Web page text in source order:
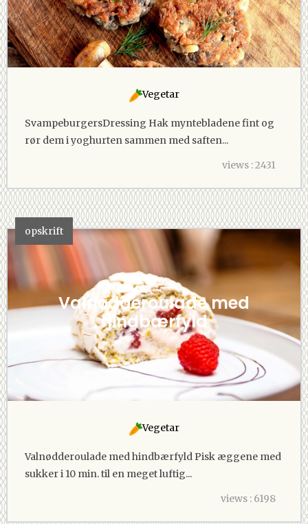
Vegetar
SvampeburgersDressing Hak myntebladene fint og
rør dem i yoghurten sammen med saften...
views : 2431
opskrift
Valnødderoulade med
hindbærfyld
Vegetar
Valnødderoulade med hindbærfyld Pisk æggene med
sukker i 10 min. til en meget luftig...
views : 6198